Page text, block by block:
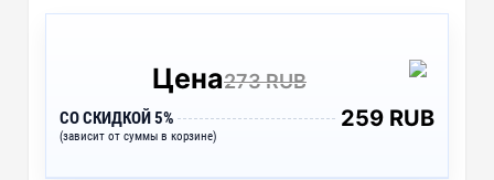
Цена273 RUB
СО СКИДКОЙ 5%
(зависит от суммы в корзине)
259 RUB